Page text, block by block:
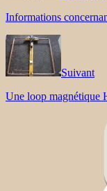
Informations
Suivant
Une loop magnétique